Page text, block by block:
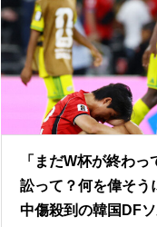
「まだW杯が終わ
訟って？何を偉そう
中傷殺到の韓国DF